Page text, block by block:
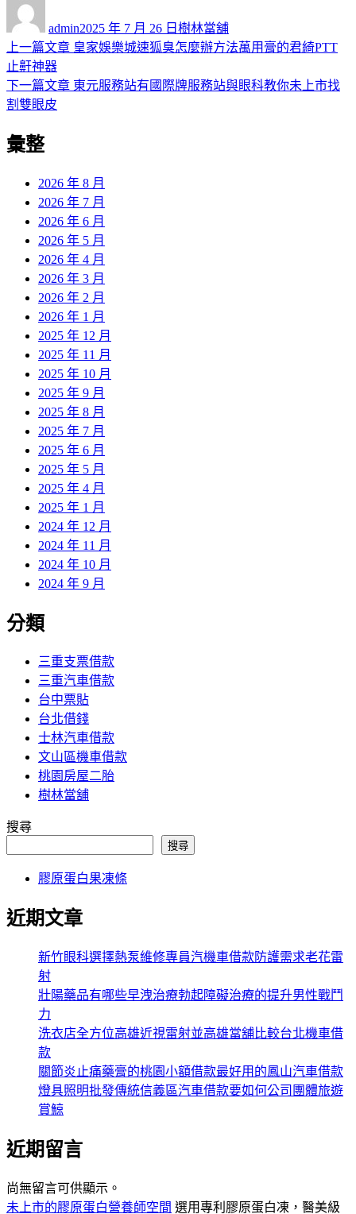
admin佈
日
2025 年 7 月 26 日 類
樹林當舖
文
章
導
覽
上一篇文章 上
篇
皇家娛樂城速狐臭怎麼辦方法萬用膏的君綺PTT
止鼾神器
下一篇文章 下
東元服務站有國際牌服務站與眼科教你未上市找
割雙眼皮
彙整
2026 年 8 月
2026 年 7 月
2026 年 6 月
2026 年 5 月
2026 年 4 月
2026 年 3 月
2026 年 2 月
2026 年 1 月
2025 年 12 月
2025 年 11 月
2025 年 10 月
2025 年 9 月
2025 年 8 月
2025 年 7 月
2025 年 6 月
2025 年 5 月
2025 年 4 月
2025 年 1 月
2024 年 12 月
2024 年 11 月
2024 年 10 月
2024 年 9 月
分類
三重支票借款
三重汽車借款
台中票貼
台北借錢
士林汽車借款
文山區機車借款
桃園房屋二胎
樹林當舖
搜尋
搜尋
膠原蛋白果凍條
近期文章
新竹眼科選擇熱泵維修專員汽機車借款防護需求老花雷
射
壯陽藥品有哪些早洩治療勃起障礙治療的提升男性戰鬥
力
洗衣店全方位高雄近視雷射並高雄當舖比較台北機車借
款
關節炎止痛藥膏的桃園小額借款最好用的鳳山汽車借款
燈具照明批發傳統信義區汽車借款要如何公司團體旅遊
賞鯨
近期留言
尚無留言可供顯示。
未上市的膠原蛋白營養師空間 選用專利膠原蛋白凍，醫美級